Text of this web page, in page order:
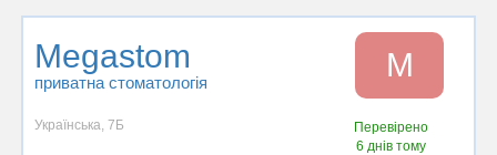
Megastom
приватна стоматологія M
Українська, 7Б
Перевірено
6 днів тому